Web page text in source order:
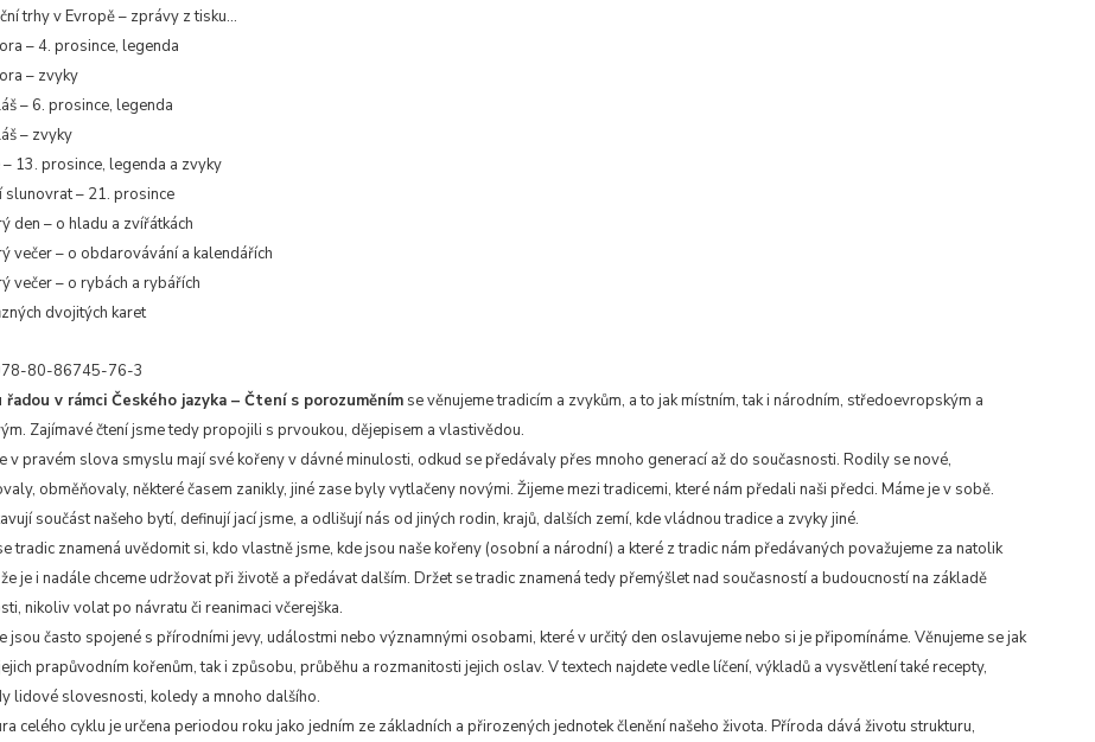
trhy v Evropě – zprávy z tisku...
– 4. prosince, legenda
– zvyky
– 6. prosince, legenda
– zvyky
13. prosince, legenda a zvyky
slunovrat – 21. prosince
den – o hladu a zvířátkách
večer – o obdarovávání a kalendářích
večer – o rybách a rybářích
dvojitých karet
80-86745-76-3
řadou v rámci Českého jazyka – Čtení s porozuměnímse věnujeme tradicím a zvykům, a to jak místním, tak i národním, středoevropským a
Zajímavé čtení jsme tedy propojili s prvoukou, dějepisem a vlastivědou.
v pravém slova smyslu mají své kořeny v dávné minulosti, odkud se předávaly přes mnoho generací až do současnosti. Rodily se nové,
obměňovaly, některé časem zanikly, jiné zase byly vytlačeny novými. Žijeme mezi tradicemi, které nám předali naši předci. Máme je v sobě.
součást našeho bytí, definují jací jsme, a odlišují nás od jiných rodin, krajů, dalších zemí, kde vládnou tradice a zvyky jiné.
tradic znamená uvědomit si, kdo vlastně jsme, kde jsou naše kořeny (osobní a národní) a které z tradic nám předávaných považujeme za natolik
že je i nadále chceme udržovat při životě a předávat dalším. Držet se tradic znamená tedy přemýšlet nad současností a budoucností na základě
nikoliv volat po návratu či reanimaci včerejška.
jsou často spojené s přírodními jevy, událostmi nebo významnými osobami, které v určitý den oslavujeme nebo si je připomínáme. Věnujeme se jak
prapůvodním kořenům, tak i způsobu, průběhu a rozmanitosti jejich oslav. V textech najdete vedle líčení, výkladů a vysvětlení také recepty,
lidové slovesnosti, koledy a mnoho dalšího.
celého cyklu je určena periodou roku jako jedním ze základních a přirozených jednotek členění našeho života. Příroda dává životu strukturu,